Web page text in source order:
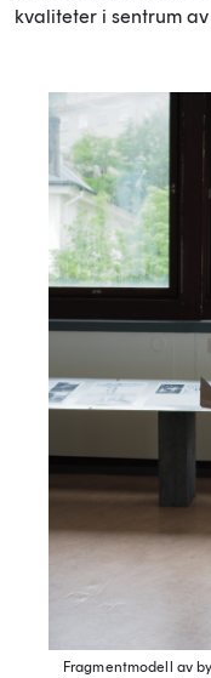
kvaliteter i sentrum
Fragmentmodell av